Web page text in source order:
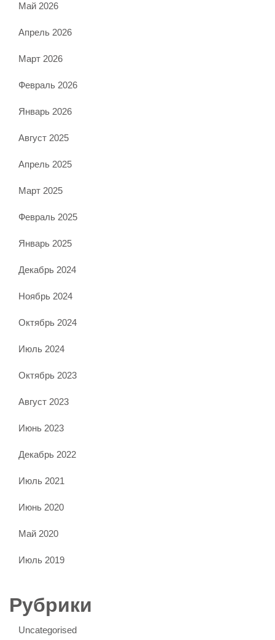
Май 2026
Апрель 2026
Март 2026
Февраль 2026
Январь 2026
Август 2025
Апрель 2025
Март 2025
Февраль 2025
Январь 2025
Декабрь 2024
Ноябрь 2024
Октябрь 2024
Июль 2024
Октябрь 2023
Август 2023
Июнь 2023
Декабрь 2022
Июль 2021
Июнь 2020
Май 2020
Июль 2019
Рубрики
Uncategorised